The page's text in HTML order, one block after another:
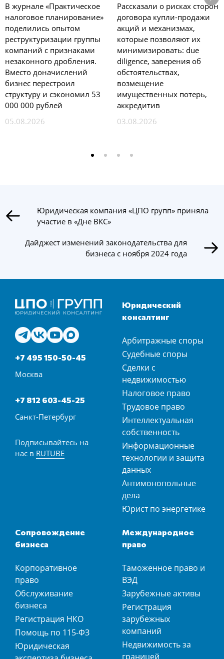
В журнале «Практическое
налоговое планирование»
поделились опытом
реструктуризации группы
компаний с признаками
незаконного дробления.
Вместо доначислений
бизнес перестроил
структуру и сэкономил 53
000 000 рублей
05.08.2026
Рассказали о рисках сторон
договора купли-продажи
акций и механизмах,
которые позволяют их
минимизировать: due
diligence, заверения об
обстоятельствах,
возмещение
имущественных потерь,
аккредитив
03.08.2026
Юридическая компания «ЦПО групп» приняла
участие в «Дне ВКС»
Дайджест изменений законодательства для
бизнеса с ноября 2024 года
+7 495 150-50-45
Москва
+7 812 603-45-25
Санкт-Петербург
Подписывайтесь на
нас в RUTUBE
Юридический
консалтинг
Арбитражные споры
Судебные споры
Сделки с
недвижимостью
Налоговое право
Трудовое право
Интеллектуальная
собственность
Информационные
технологии и защита
данных
Антимонопольные
дела
Юрист по энергетике
Сопровождение
бизнеса
Корпоративное
право
Обслуживание
бизнеса
Регистрация НКО
Помощь по 115-ФЗ
Юридическая
Международное
право
Таможенное право и
ВЭД
Зарубежные активы
Регистрация
зарубежных
компаний
Недвижимость за
границей